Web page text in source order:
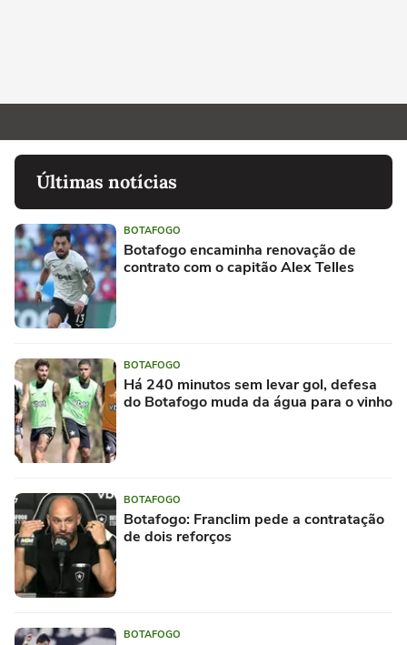
Últimas notícias
BOTAFOGO
Botafogo encaminha renovação de
contrato com o capitão Alex Telles
BOTAFOGO
Há 240 minutos sem levar gol, defesa
do Botafogo muda da água para o vinho
BOTAFOGO
Botafogo: Franclim pede a contratação
de dois reforços
BOTAFOGO